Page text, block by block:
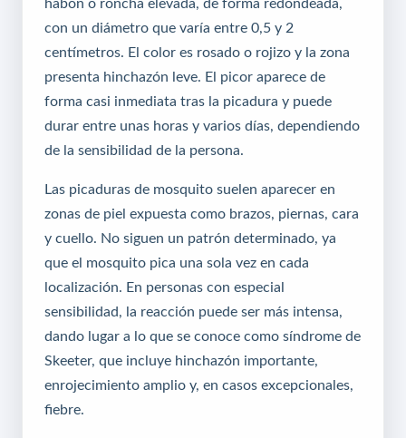
con un diámetro que varía entre 0,5 y 2
centímetros. El color es rosado o rojizo y la zona
presenta hinchazón leve. El picor aparece de
forma casi inmediata tras la picadura y puede
durar entre unas horas y varios días, dependiendo
de la sensibilidad de la persona.
Las picaduras de mosquito suelen aparecer en
zonas de piel expuesta como brazos, piernas, cara
y cuello. No siguen un patrón determinado, ya
que el mosquito pica una sola vez en cada
localización. En personas con especial
sensibilidad, la reacción puede ser más intensa,
dando lugar a lo que se conoce como síndrome de
Skeeter, que incluye hinchazón importante,
enrojecimiento amplio y, en casos excepcionales,
fiebre.